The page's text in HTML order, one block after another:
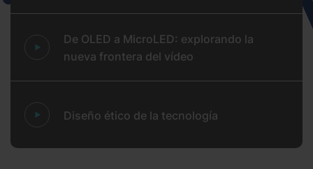
De OLED a MicroLED: explorando la
nueva frontera del vídeo
Diseño ético de la tecnología